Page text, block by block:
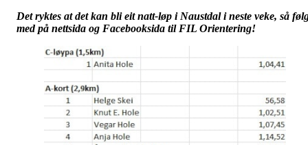
Det ryktes at det kan bli eit natt-løp i Naustdal i neste veke, så
med på nettsida og Facebooksida til FIL Orientering!